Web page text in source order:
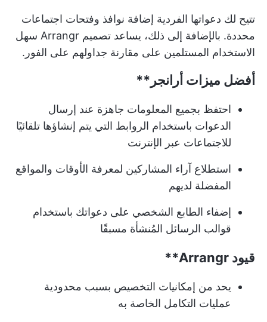
تتيح لك دعواتها الفردية إضافة نوافذ وفتحات اجتماعات
محددة. بالإضافة إلى ذلك، يساعد تصميم Arrangr سهل
الاستخدام المستلمين على مقارنة جداولهم على الفور.
أفضل ميزات أرانجر**
احتفظ بجميع المعلومات جاهزة عند إرسال
الدعوات باستخدام الروابط التي يتم إنشاؤها تلقائيًا
للاجتماعات عبر الإنترنت
استطلاع آراء المشاركين لمعرفة الأوقات والمواقع
المفضلة لديهم
إضفاء الطابع الشخصي على دعواتك باستخدام
قوالب الرسائل المُنشأة مسبقًا
قيود Arrangr**
يحد من إمكانيات التخصيص بسبب محدودية
عمليات التكامل الخاصة به